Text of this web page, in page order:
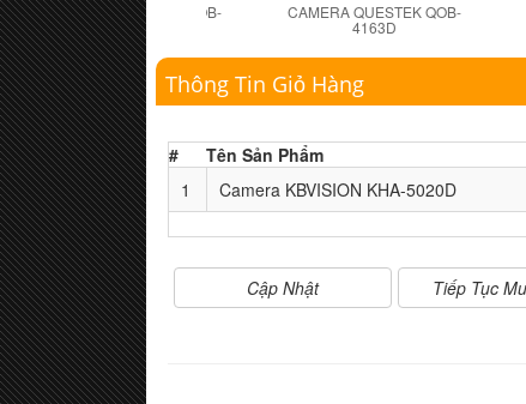
CAMERA QUESTEK QOB-
4162D
CAMERA QUESTEK QOB-
4163D
Thông Tin Giỏ Hàng
# Tên Sản Phẩm
1
Camera KBVISION KHA-5020D